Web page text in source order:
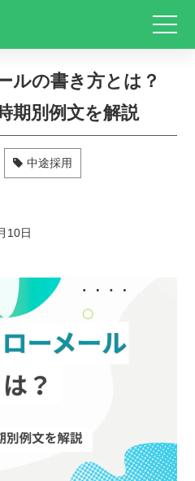
ルの書き方とは？
期別例文を解説
中途採用
10日